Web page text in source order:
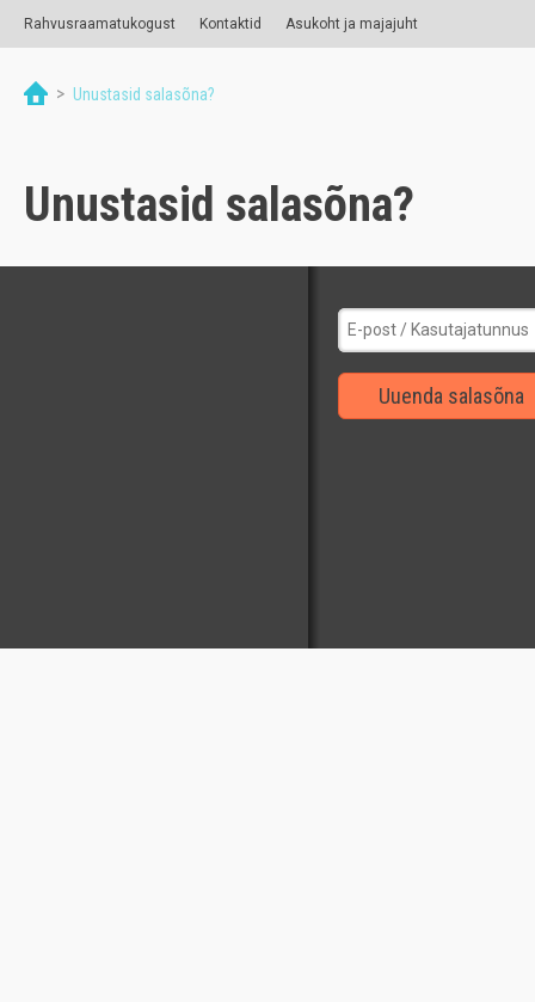
Rahvusraamatukogust Kontaktid Asukoht ja majajuht
> Unustasid salasõna?
Unustasid salasõna?
Uuenda salasõna